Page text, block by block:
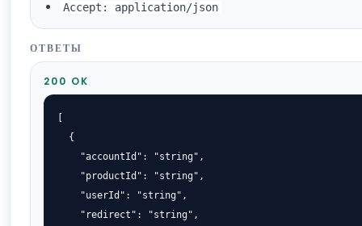
Accept: application/json
ОТВЕТЫ
200 OK
  {
    "accountId": "string",
    "productId": "string",
    "userId": "string",
    "redirect": "string",